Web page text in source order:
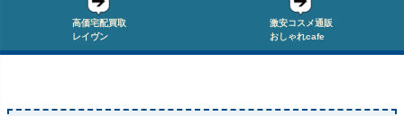
高価宅配買取
レイヴン
激安コスメ通販
おしゃれcafe